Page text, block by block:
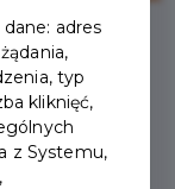
adres
typ
kliknięć,
z Systemu,